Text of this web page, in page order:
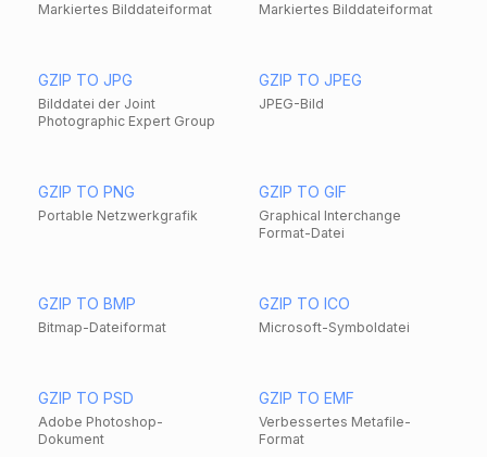
Markiertes Bilddateiformat Markiertes Bilddateiformat
GZIP TO JPG
Bilddatei der Joint
Photographic Expert Group
GZIP TO JPEG
JPEG-Bild
GZIP TO PNG
Portable Netzwerkgrafik
GZIP TO GIF
Graphical Interchange
Format-Datei
GZIP TO BMP
Bitmap-Dateiformat
GZIP TO ICO
Microsoft-Symboldatei
GZIP TO PSD
Adobe Photoshop-
Dokument
GZIP TO EMF
Verbessertes Metafile-
Format